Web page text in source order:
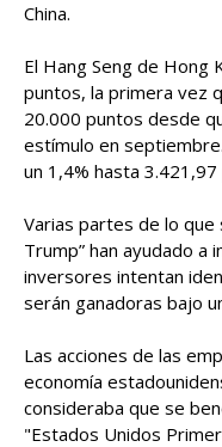
China.
El Hang Seng de Hong
puntos, la primera vez
20.000 puntos desde
estímulo en
un 1,4% hasta 3.421,97
Varias partes de lo que
Trump” han ayudado a
inversores intentan
serán ganadoras bajo
Las acciones de las
economía
consideraba que se
"Estados Unidos